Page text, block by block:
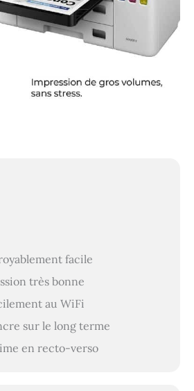
facile
très bonne
au WiFi
sur le long terme
en recto-verso